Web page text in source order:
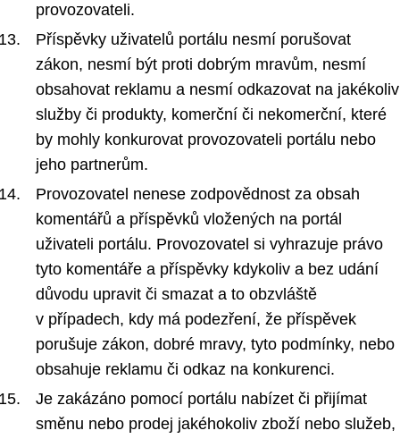
provozovateli.
Příspěvky uživatelů portálu nesmí porušovat
zákon, nesmí být proti dobrým mravům, nesmí
obsahovat reklamu a nesmí odkazovat na jakékoliv
služby či produkty, komerční či nekomerční, které
by mohly konkurovat provozovateli portálu nebo
jeho partnerům.
Provozovatel nenese zodpovědnost za obsah
komentářů a příspěvků vložených na portál
uživateli portálu. Provozovatel si vyhrazuje právo
tyto komentáře a příspěvky kdykoliv a bez udání
důvodu upravit či smazat a to obzvláště
v případech, kdy má podezření, že příspěvek
porušuje zákon, dobré mravy, tyto podmínky, nebo
obsahuje reklamu či odkaz na konkurenci.
Je zakázáno pomocí portálu nabízet či přijímat
směnu nebo prodej jakéhokoliv zboží nebo služeb,